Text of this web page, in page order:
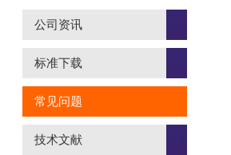
公司资讯
标准下载
常见问题
技术文献